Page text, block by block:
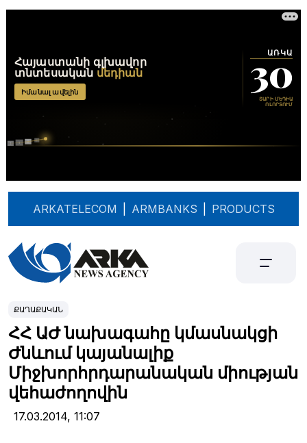
ARKATELECOM ARMBANKS PRODUCTS
ՔԱՂԱՔԱԿԱՆ
ՀՀ ԱԺ նախագահը կմասնակցի
Ժնևում կայանալիք
Միջխորհրդարանական միության
վեհաժողովին
17.03.2014, 11:07